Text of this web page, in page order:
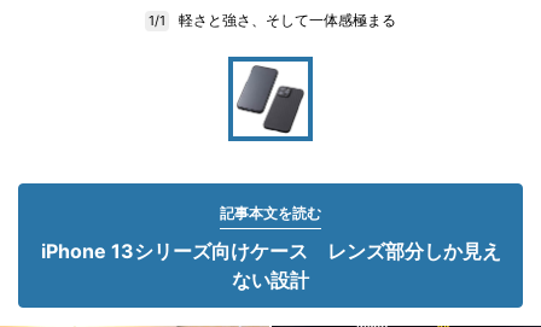
1/1 軽さと強さ、そして一体感極まる
記事本文を読む
iPhone 13シリーズ向けケース レンズ部分しか見え
ない設計